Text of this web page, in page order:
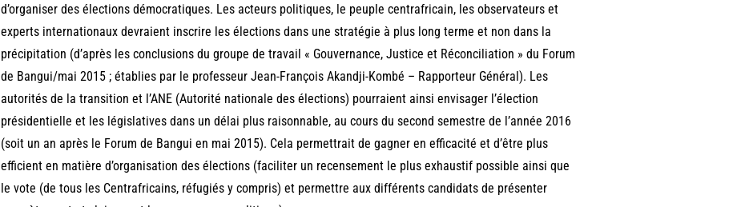
d’organiser des élections démocratiques. Les acteurs politiques, le peuple centrafricain, les observateurs et
experts internationaux devraient inscrire les élections dans une stratégie à plus long terme et non dans la
précipitation (d’après les conclusions du groupe de travail « Gouvernance, Justice et Réconciliation » du Forum
de Bangui/mai 2015 ; établies par le professeur Jean-François Akandji-Kombé – Rapporteur Général). Les
autorités de la transition et l’ANE (Autorité nationale des élections) pourraient ainsi envisager l’élection
présidentielle et les législatives dans un délai plus raisonnable, au cours du second semestre de l’année 2016
(soit un an après le Forum de Bangui en mai 2015). Cela permettrait de gagner en efficacité et d’être plus
efficient en matière d’organisation des élections (faciliter un recensement le plus exhaustif possible ainsi que
le vote (de tous les Centrafricains, réfugiés y compris) et permettre aux différents candidats de présenter